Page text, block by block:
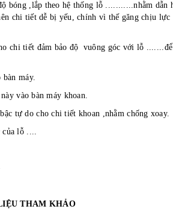
bóng ,lắp theo hệ thống lỗ ...........nhằm dẫn
chi tiết dễ bị yếu, chính vì thế găng chịu lực
chi tiết đảm bảo độ vuông góc với lỗ
máy.
vào bàn máy khoan.
tự do cho chi tiết khoan ,nhằm chống xoay.
của lỗ ....
THAM KHẢO